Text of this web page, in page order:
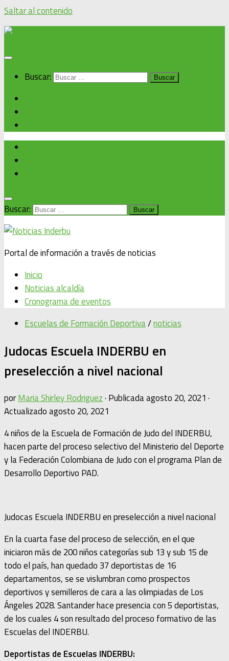
Saltar al contenido
Buscar:
Buscar:
Portal de información a través de noticias
Inicio
Noticias alcaldía
Cronograma de eventos
Escuelas de Formación Deportiva/noticias
Judocas Escuela INDERBU en
preselección a nivel nacional
porMaria Shirley Rodriguez· Publicadaagosto 20, 2021 ·
Actualizadoagosto 20, 2021
4 niños de la Escuela de Formación de Judo del INDERBU,
hacen parte del proceso selectivo del Ministerio del Deporte
y la Federación Colombiana de Judo con el programa Plan de
Desarrollo Deportivo PAD.
Judocas Escuela INDERBU en preselección a nivel nacional
En la cuarta fase del proceso de selección, en el que
iniciaron más de 200 niños categorías sub 13 y sub 15 de
todo el país, han quedado 37 deportistas de 16
departamentos, se se vislumbran como prospectos
deportivos y semilleros de cara a las olimpiadas de Los
Ángeles 2028. Santander hace presencia con 5 deportistas,
de los cuales 4 son resultado del proceso formativo de las
Escuelas del INDERBU.
Deportistas de Escuelas INDERBU: